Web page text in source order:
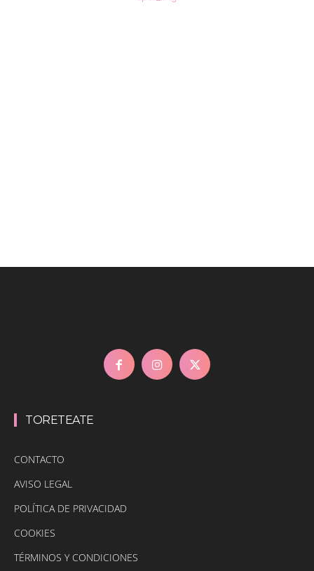
TORETEATE
CONTACTO
AVISO LEGAL
POLÍTICA DE PRIVACIDAD
COOKIES
TÉRMINOS Y CONDICIONES